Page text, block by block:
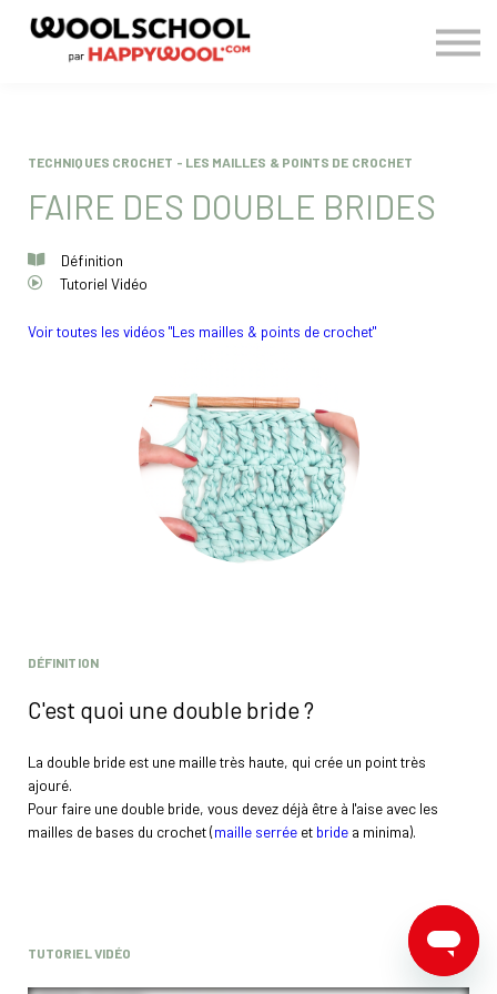
> BLOG
TECHNIQUES CROCHET - LES MAILLES & POINTS DE CROCHET
FAIRE DES DOUBLE BRIDES
Définition
Tutoriel Vidéo
Voir toutes les vidéos "Les mailles & points de crochet"
DÉFINITION
C'est quoi une double bride ?
La double bride est une maille très haute, qui crée un point très
ajouré.
Pour faire une double bride, vous devez déjà être à l'aise avec les
mailles de bases du crochet (maille serrée et bride a minima).
TUTORIEL VIDÉO